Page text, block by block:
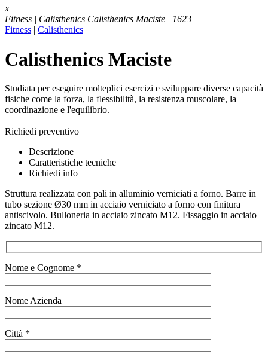
x
Fitness | Calisthenics Calisthenics Maciste | 1623
Fitness | Calisthenics
Calisthenics Maciste
Studiata per eseguire molteplici esercizi e sviluppare diverse capacità
fisiche come la forza, la flessibilità, la resistenza muscolare, la
coordinazione e l'equilibrio.
Richiedi preventivo
Descrizione
Caratteristiche tecniche
Richiedi info
Struttura realizzata con pali in alluminio verniciati a forno. Barre in
tubo sezione Ø30 mm in acciaio verniciato a forno con finitura
antiscivolo. Bulloneria in acciaio zincato M12. Fissaggio in acciaio
zincato M12.
Nome e Cognome *
Nome Azienda
Città *